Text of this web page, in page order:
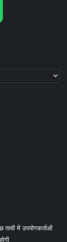
में उपयोगकर्ताओं